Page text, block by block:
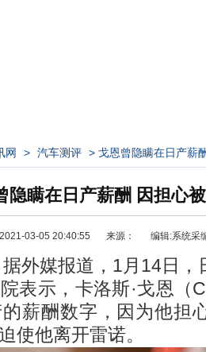
资讯
网 > 汽车测评 > 戈恩曾隐瞒在日产薪
隐瞒在日产薪酬 因担心
03-05 20:40:55 来源： 编辑:系统采
媒报道，1月14日，
表示，卡洛斯·戈恩（
薪酬数字，因为他担
使他离开雷诺。